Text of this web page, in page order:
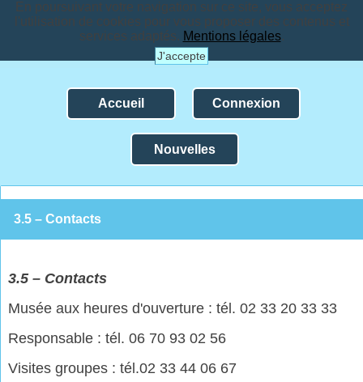
En poursuivant votre navigation sur ce site, vous acceptez
l'utilisation de cookies pour vous proposer des contenus et
services adaptés. Mentions légales.
J'accepte
Accueil Connexion
Nouvelles
3.5 – Contacts
3.5 – Contacts
Musée aux heures d'ouverture : tél. 02 33 20 33 33
Responsable : tél. 06 70 93 02 56
Visites groupes : tél.02 33 44 06 67